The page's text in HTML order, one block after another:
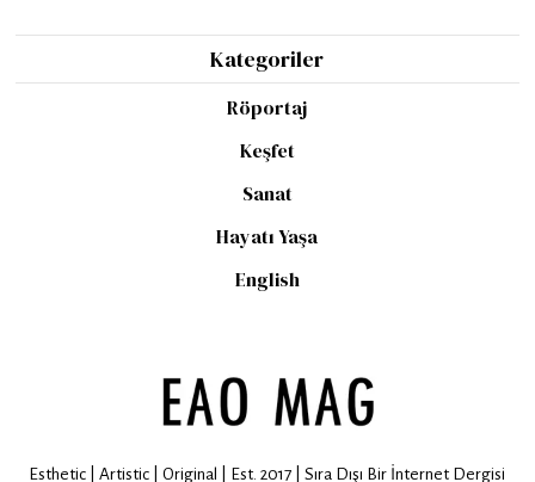
Kategoriler
Röportaj
Keşfet
Sanat
Hayatı Yaşa
English
Esthetic | Artistic | Original | Est. 2017 | Sıra Dışı Bir İnternet Dergisi